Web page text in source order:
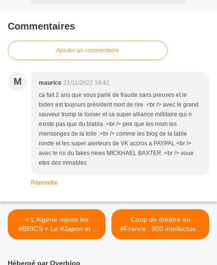
Commentaires
Ajouter un commentaire
M maurice 21/11/2022 18:42
ca fait 2 ans que vous parlé de fraude sans preuves et le
biden est toujours président mort de rire .<br /> avec le grand
sauveur trump le looser et sa super alliance millitaire qui n
existe pas que du blabla .<br /> pire que les msm les
mensonges de la toile .<br /> comme les blog de la table
ronde et les super alerteurs de VK accros a PAYPAL.<br />
avec le roi du fakes news MICKHAEL BAXTER .<br /> voue
etes des minables
Répondre
< L’Algérie rejoint les
#BRICS + Le #Japon et l’
#Allemagne vont également
Coup de théâtre en
#France : 900 intellectuels
exigent que le #Parlement
Hébergé par Overblog